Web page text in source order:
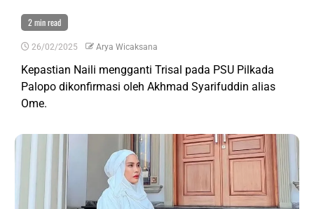
2 min read
26/02/2025 Arya Wicaksana
Kepastian Naili mengganti Trisal pada PSU Pilkada
Palopo dikonfirmasi oleh Akhmad Syarifuddin alias
Ome.